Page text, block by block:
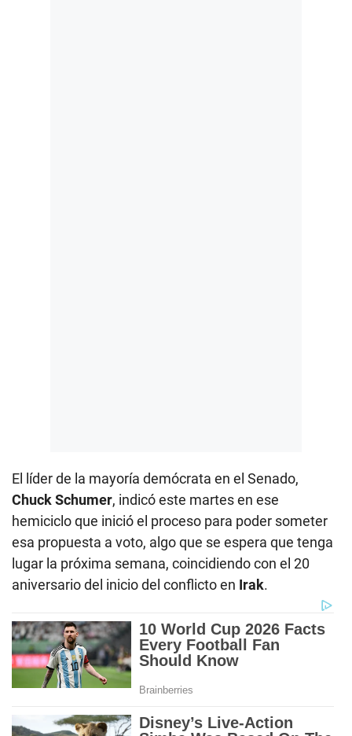
El líder de la mayoría demócrata en el Senado,
Chuck Schumer, indicó este martes en ese
hemiciclo que inició el proceso para poder someter
esa propuesta a voto, algo que se espera que tenga
lugar la próxima semana, coincidiendo con el 20
aniversario del inicio del conflicto en Irak.